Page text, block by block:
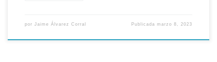
por Jaime Álvarez Corral Publicadamarzo 8, 2023